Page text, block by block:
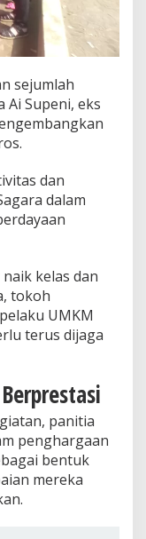
sejumlah
Ai Supeni, eks
dan
dalam
kelas dan
tokoh
UMKM
terus dijaga
panitia
penghargaan
bentuk
mereka